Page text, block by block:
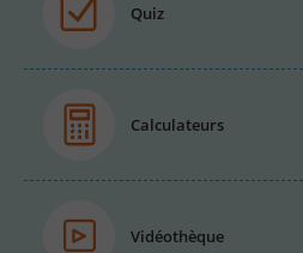
Quiz
Calculateurs
Vidéothèque